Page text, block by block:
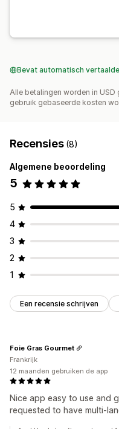
Bevat automatisch
Alle betalingen worden in
gebruik gebaseerde kosten
Recensies (8)
Algemene beoordeling
5
5
4
3
2
1
Een recensie schrijven
Nice app easy to use and
requested to have multi-
Foie Gras Gourmet
Frankrijk
12 maanden gebruiken de app